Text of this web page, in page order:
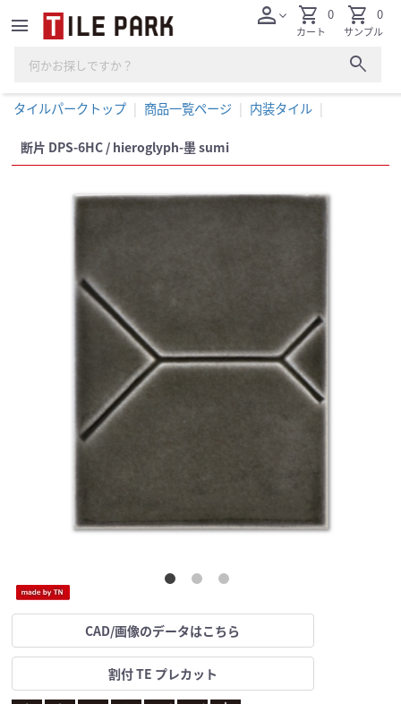
menu
search
personexpand_more shopping_cart
カート
0 shopping_cart
サンプル
0
タイルパークトップ 商品一覧ページ 内装タイル
断片 DPS-6HC / hieroglyph-墨 sumi
CAD/画像のデータはこちら
割付 TE プレカット